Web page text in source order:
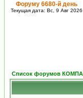
Форуму 6680-й день
Текущая дата: Вс, 9 Авг 2026
Список форумов